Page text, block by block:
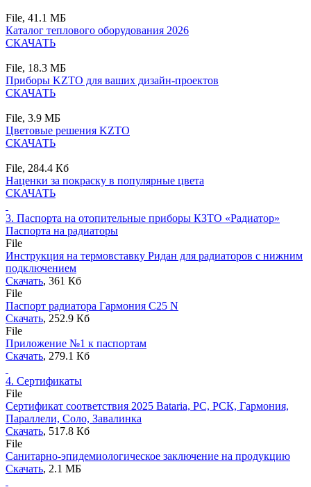
File, 41.1 MБ
Каталог теплового оборудования 2026
СКАЧАТЬ
File, 18.3 MБ
Приборы KZTO для ваших дизайн-проектов
СКАЧАТЬ
File, 3.9 MБ
Цветовые решения KZTO
СКАЧАТЬ
File, 284.4 Кб
Наценки за покраску в популярные цвета
СКАЧАТЬ
3. Паспорта на отопительные приборы КЗТО «Радиатор»
Паспорта на радиаторы
File
Инструкция на термовставку Ридан для радиаторов с нижним
подключением
Скачать, 361 Кб
File
Паспорт радиатора Гармония С25 N
Скачать, 252.9 Кб
File
Приложение №1 к паспортам
Скачать, 279.1 Кб
4. Сертификаты
File
Сертификат соответствия 2025 Bataria, РС, РСК, Гармония,
Параллели, Соло, Завалинка
Скачать, 517.8 Кб
File
Санитарно-эпидемиологическое заключение на продукцию
Скачать, 2.1 MБ